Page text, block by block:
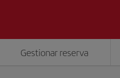
Gestionar reserva